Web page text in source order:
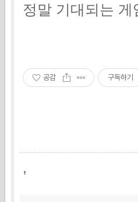
정말 기대되는 게
공감 구독하기
,